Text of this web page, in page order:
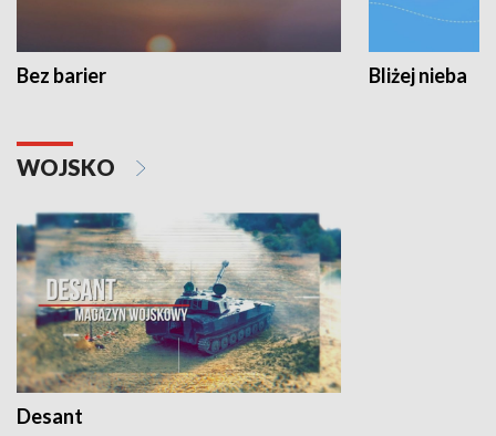
Bez barier Bliżej nieba
WOJSKO
Desant